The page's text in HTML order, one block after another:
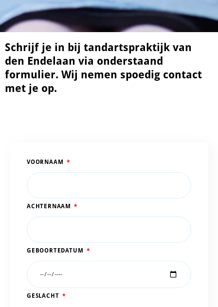
Schrijf je in bij tandartspraktijk van
den Endelaan via onderstaand
formulier. Wij nemen spoedig contact
met je op.
VOORNAAM
ACHTERNAAM
GEBOORTEDATUM
GESLACHT